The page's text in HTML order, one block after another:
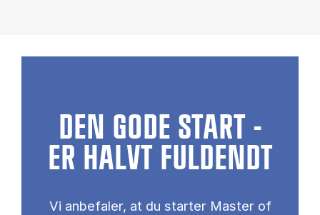
DEN GODE START -
ER HALVT FULDENDT
Vi anbefaler, at du starter Master of